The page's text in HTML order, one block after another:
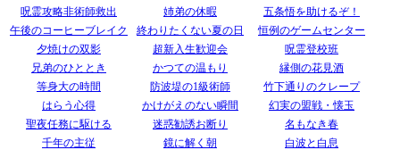
呪霊攻略非術師救出
姉弟の休暇
五条悟を助けるぞ！
午後のコーヒーブレイク
終わりたくない夏の日
恒例のゲームセンター
夕焼けの双影
超新入生歓迎会
呪霊登校班
兄弟のひととき
かつての温もり
縁側の花見酒
等身大の時間
防波堤の1級術師
竹下通りのクレープ
はらう心得
かけがえのない瞬間
幻実の盟戦・懐玉
聖夜任務に駆ける
迷惑勧誘お断り
名もなき春
千年の主従
鏡に解く朝
白波と白息